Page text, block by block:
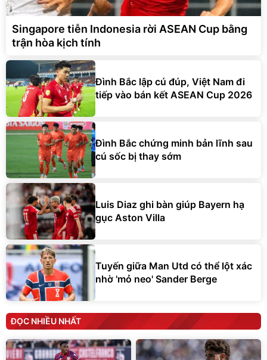
Singapore tiễn Indonesia rời ASEAN Cup bằng
trận hòa kịch tính
Đình Bắc lập cú đúp, Việt Nam đi
tiếp vào bán kết ASEAN Cup 2026
Đình Bắc chứng minh bản lĩnh sau
cú sốc bị thay sớm
Luis Diaz ghi bàn giúp Bayern hạ
gục Aston Villa
Tuyến giữa Man Utd có thể lột xác
nhờ 'mỏ neo' Sander Berge
ĐỌC NHIỀU NHẤT